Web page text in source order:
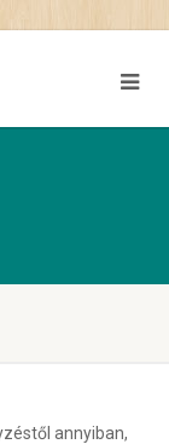
annyiban,